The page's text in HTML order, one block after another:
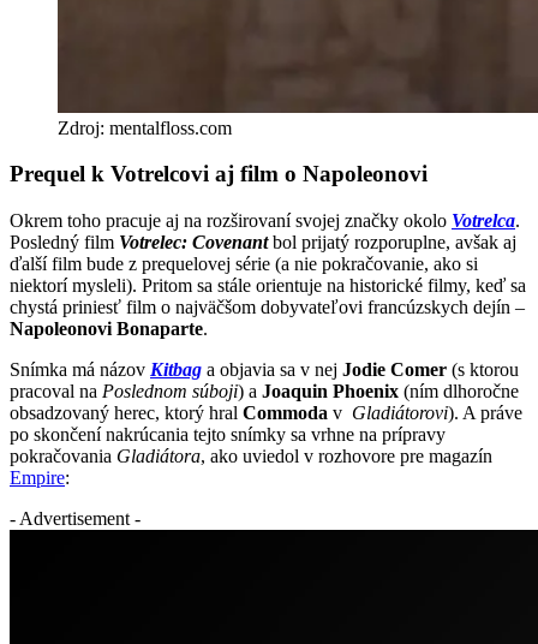
Zdroj: mentalfloss.com
Prequel k Votrelcovi aj film o Napoleonovi
Okrem toho pracuje aj na rozširovaní svojej značky okolo Votrelca.
Posledný film Votrelec: Covenantbol prijatý rozporuplne, avšak aj
ďalší film bude z prequelovej série (a nie pokračovanie, ako si
niektorí mysleli). Pritom sa stále orientuje na historické filmy, keď sa
chystá priniesť film o najväčšom dobyvateľovi francúzskych dejín –
Napoleonovi Bonaparte.
Snímka má názov Kitbag a objavia sa v nej Jodie Comer (s ktorou
pracoval na Poslednom súboji) a Joaquin Phoenix (ním dlhoročne
obsadzovaný herec, ktorý hral Commoda v Gladiátorovi). A práve
po skončení nakrúcania tejto snímky sa vrhne na prípravy
pokračovania Gladiátora, ako uviedol v rozhovore pre magazín
Empire:
- Advertisement -